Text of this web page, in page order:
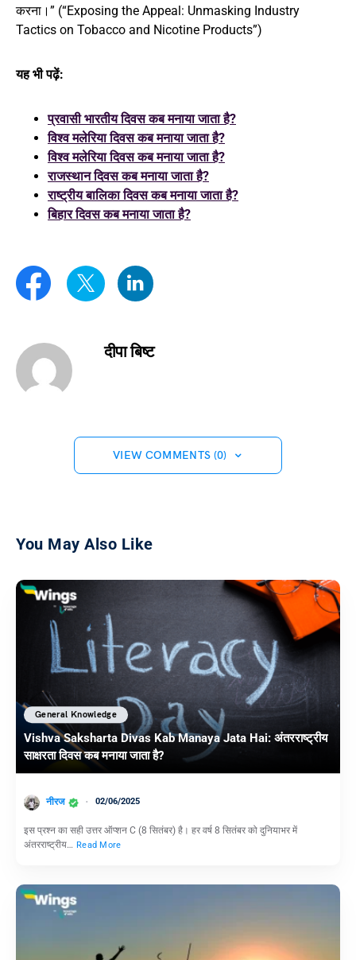
करना।” (“Exposing the Appeal: Unmasking Industry
Tactics on Tobacco and Nicotine Products”)
यह भी पढ़ें:
प्रवासी भारतीय दिवस कब मनाया जाता है?
विश्व मलेरिया दिवस कब मनाया जाता है?
विश्व मलेरिया दिवस कब मनाया जाता है?
राजस्थान दिवस कब मनाया जाता है?
राष्ट्रीय बालिका दिवस कब मनाया जाता है?
बिहार दिवस कब मनाया जाता है?
दीपा बिष्ट
VIEW COMMENTS (0)
You May Also Like
General Knowledge
Vishva Saksharta Divas Kab Manaya Jata Hai: अंतरराष्ट्रीय
साक्षरता दिवस कब मनाया जाता है?
नीरज 02/06/2025
इस प्रश्न का सही उत्तर ऑप्शन C (8 सितंबर) है। हर वर्ष 8 सितंबर को दुनियाभर में
अंतरराष्ट्रीय… Read More